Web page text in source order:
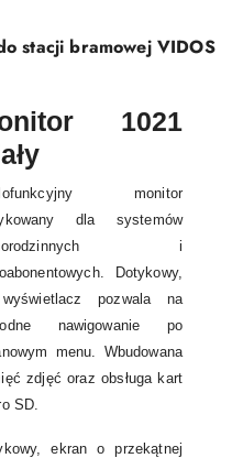
stacji bramowej VIDOS
1021
monitor
dla systemów
i
Dotykowy,
pozwala na
nawigowanie po
menu. Wbudowana
zdjęć oraz obsługa kart
SD.
ekran o przekątnej